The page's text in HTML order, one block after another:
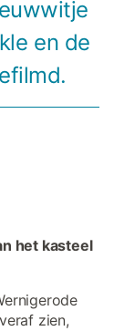
en de
het kasteel
zien,